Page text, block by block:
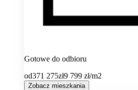
Gotowe do odbioru
od371 275zł9 799 zł/m2
Zobacz mieszkania